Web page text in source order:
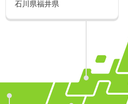
石川県福井県
20～30代
また、頑張
正社員登用
あなたのご